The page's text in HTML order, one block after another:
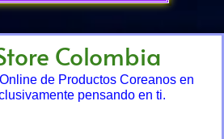
Colombia
de Productos Coreanos en
pensando en ti.